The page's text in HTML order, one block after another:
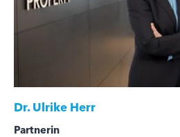
Dr.Ulrike Herr
Partnerin